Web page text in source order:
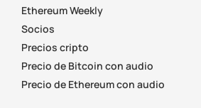
Ethereum Weekly
Socios
Precios cripto
Precio de Bitcoin con audio
Precio de Ethereum con audio